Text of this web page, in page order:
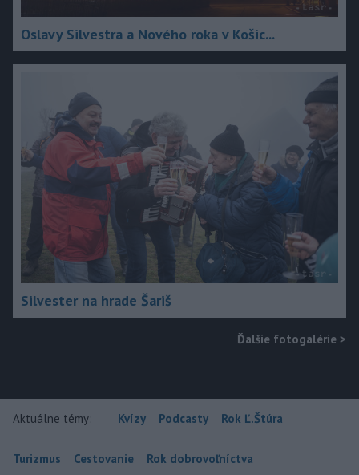
Oslavy Silvestra a Nového roka v Košic...
Silvester na hrade Šariš
Ďalšie fotogalérie >
Aktuálne témy: Kvízy Podcasty Rok Ľ.Štúra
Turizmus Cestovanie Rok dobrovoľníctva